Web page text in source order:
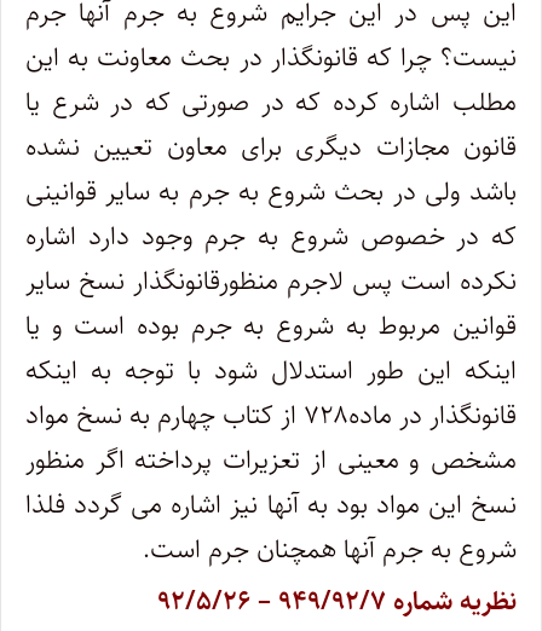
این پس در این جرایم شروع به جرم آنها جرم
نیست؟ چرا که قانونگذار در بحث معاونت به این
مطلب اشاره کرده که در صورتی که در شرع یا
قانون مجازات دیگری برای معاون تعیین نشده
باشد ولی در بحث شروع به جرم به سایر قوانینی
که در خصوص شروع به جرم وجود دارد اشاره
نکرده است پس لاجرم منظورقانونگذار نسخ سایر
قوانین مربوط به شروع به جرم بوده است و یا
اینکه این طور استدلال شود با توجه به اینکه
قانونگذار در ماده۷۲۸ از کتاب چهارم به نسخ مواد
مشخص و معینی از تعزیرات پرداخته اگر منظور
نسخ این مواد بود به آنها نیز اشاره می گردد فلذا
شروع به جرم آنها همچنان جرم است.
نظریه شماره ۹۴۹/۹۲/۷ – ۹۲/۵/۲۶